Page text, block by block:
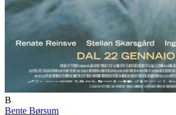
B
Bente Børsum